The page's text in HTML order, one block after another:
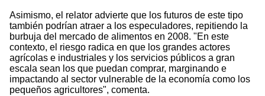
Asimismo, el relator advierte que los futuros de este tipo
también podrían atraer a los especuladores, repitiendo la
burbuja del mercado de alimentos en 2008. "En este
contexto, el riesgo radica en que los grandes actores
agrícolas e industriales y los servicios públicos a gran
escala sean los que puedan comprar, marginando e
impactando al sector vulnerable de la economía como los
pequeños agricultores", comenta.